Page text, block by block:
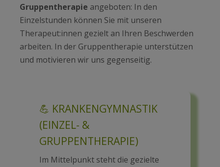
Gruppentherapie angeboten: In den
Einzelstunden können Sie mit unseren
Therapeut:innen gezielt an Ihren Beschwerden
arbeiten. In der Gruppentherapie unterstützen
und motivieren wir uns gegenseitig.
💪 KRANKENGYMNASTIK
(EINZEL- &
GRUPPENTHERAPIE)
Im Mittelpunkt steht die gezielte